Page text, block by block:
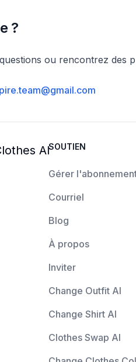
?
ou rencontrez des
AISOUTIEN
Gérer
Courriel
Blog
À propos
Inviter
Change Outfit AI
Change Shirt AI
Clothes Swap AI